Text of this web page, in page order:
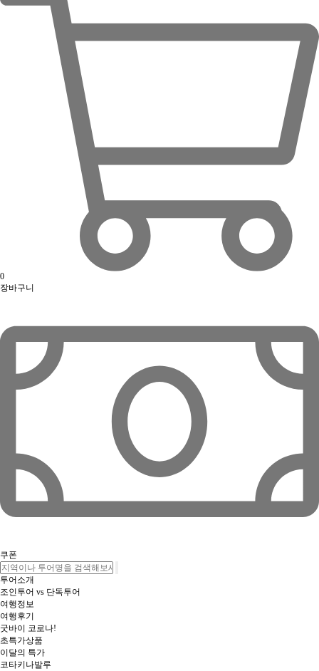
0
장바구니
쿠폰
투어소개
조인투어 vs 단독투어
여행정보
여행후기
굿바이 코로나!
초특가상품
이달의 특가
코타키나발루